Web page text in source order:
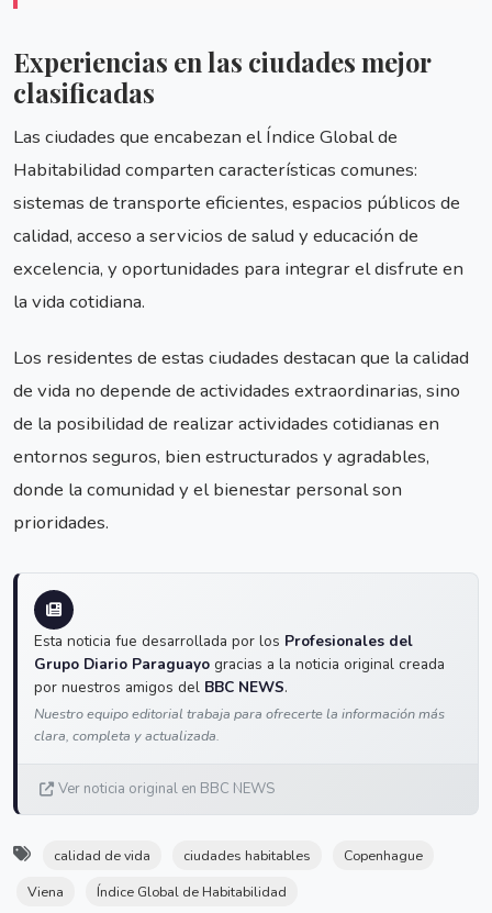
Experiencias en las ciudades mejor
clasificadas
Las ciudades que encabezan el Índice Global de
Habitabilidad comparten características comunes:
sistemas de transporte eficientes, espacios públicos de
calidad, acceso a servicios de salud y educación de
excelencia, y oportunidades para integrar el disfrute en
la vida cotidiana.
Los residentes de estas ciudades destacan que la calidad
de vida no depende de actividades extraordinarias, sino
de la posibilidad de realizar actividades cotidianas en
entornos seguros, bien estructurados y agradables,
donde la comunidad y el bienestar personal son
prioridades.
Esta noticia fue desarrollada por los Profesionales del
Grupo Diario Paraguayo gracias a la noticia original creada
por nuestros amigos del BBC NEWS.
Nuestro equipo editorial trabaja para ofrecerte la información más
clara, completa y actualizada.
Ver noticia original en BBC NEWS
calidad de vida ciudades habitables
Copenhague
Viena
Índice Global de Habitabilidad